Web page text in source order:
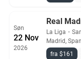
Søn
22 Nov
2026
Real
La Liga ・
Madrid,
fra $161